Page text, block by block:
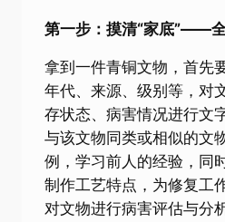
第一步：摸清“家底”——
拿到一件青铜文物，首先
年代、来源、级别等，对
存状态、病害情况进行文
与该文物同类或相似的文
例，学习前人的经验，同
制作工艺特点，为修复工
对文物进行病害评估与分